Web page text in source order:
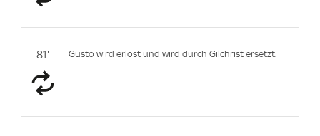
81' Gusto wird erlöst und wird durch Gilchrist ersetzt.